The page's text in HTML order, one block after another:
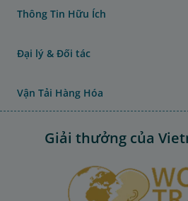
Thông Tin Hữu Ích
Đại lý & Đối tác
Vận Tải Hàng Hóa
Giải thưởng của